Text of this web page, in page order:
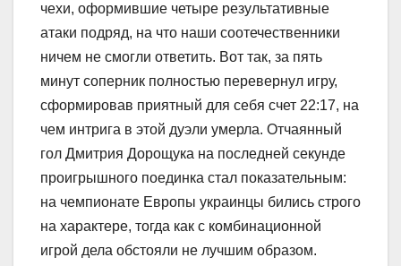
чехи, оформившие четыре результативные
атаки подряд, на что наши соотечественники
ничем не смогли ответить. Вот так, за пять
минут соперник полностью перевернул игру,
сформировав приятный для себя счет 22:17, на
чем интрига в этой дуэли умерла. Отчаянный
гол Дмитрия Дорощука на последней секунде
проигрышного поединка стал показательным:
на чемпионате Европы украинцы бились строго
на характере, тогда как с комбинационной
игрой дела обстояли не лучшим образом.